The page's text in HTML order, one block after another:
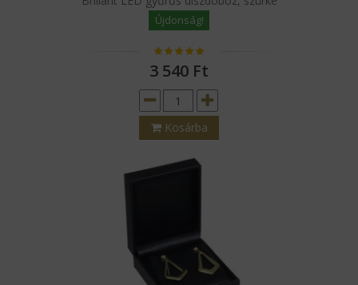
Brillant LED gyűrűs díszdoboz, szürke
Újdonság!
3 540Ft
Kosárba